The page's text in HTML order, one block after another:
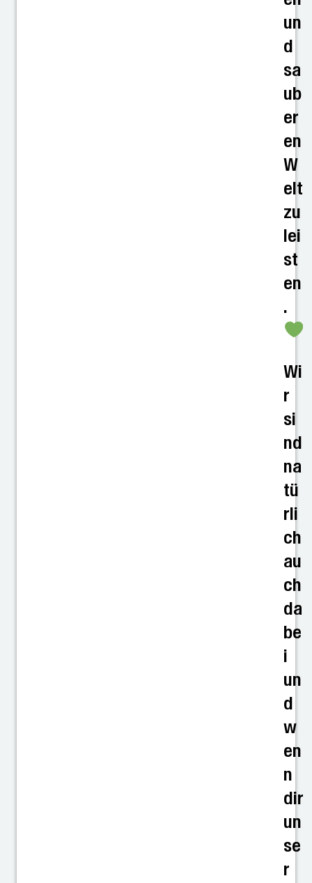
un
d
sa
ub
er
en
W
elt
zu
lei
st
en
.
Wi
r
si
nd
na
tü
rli
ch
au
ch
da
be
i
un
d
w
en
n
dir
un
se
r